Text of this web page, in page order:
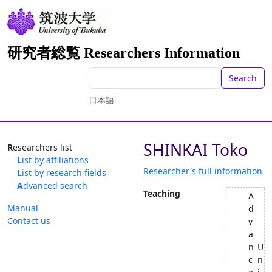
研究者総覧 Researchers Information
Search
日本語
Researchers list
List by affiliations
List by research fields
Advanced search
Manual
Contact us
SHINKAI Toko
Researcher's full information
Teaching
A
d
v
a
n
c
U
n